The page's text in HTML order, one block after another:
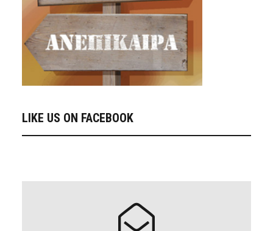
LIKE US ON FACEBOOK